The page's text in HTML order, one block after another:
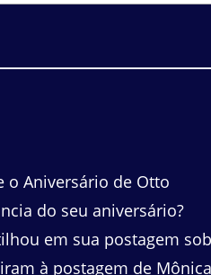
o Aniversário de Otto
do seu aniversário?
em sua postagem
à postagem de